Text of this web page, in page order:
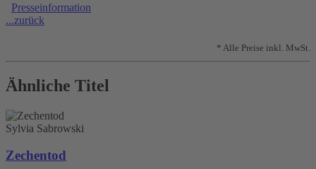
Presseinformation
...zurück
* Alle Preise inkl. MwSt.
Ähnliche Titel
Sylvia Sabrowski
Zechentod